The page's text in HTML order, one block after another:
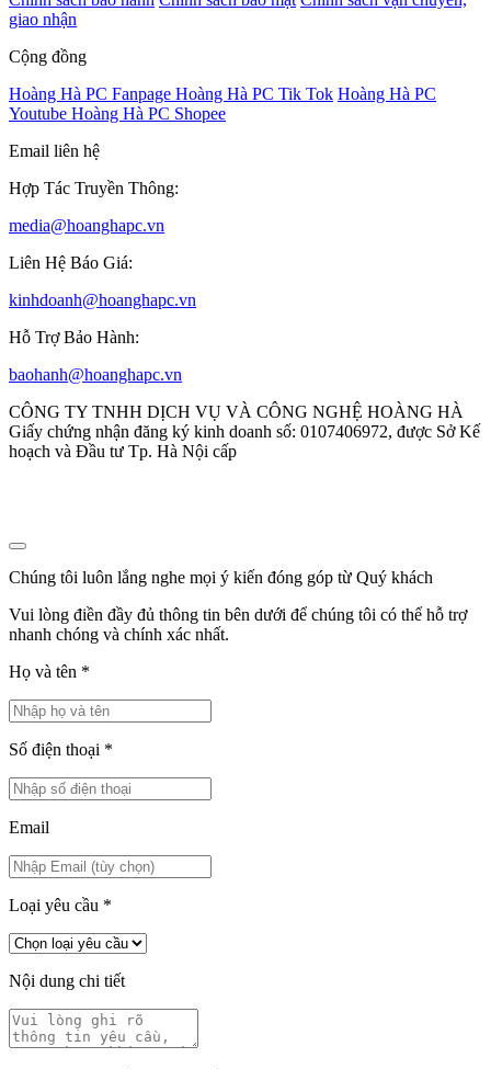
giao nhận
Cộng đồng
Hoàng Hà PC Fanpage Hoàng Hà PC Tik Tok Hoàng Hà PC
Youtube Hoàng Hà PC Shopee
Email liên hệ
Hợp Tác Truyền Thông:
media@hoanghapc.vn
Liên Hệ Báo Giá:
kinhdoanh@hoanghapc.vn
Hỗ Trợ Bảo Hành:
baohanh@hoanghapc.vn
CÔNG TY TNHH DỊCH VỤ VÀ CÔNG NGHỆ HOÀNG HÀ
Giấy chứng nhận đăng ký kinh doanh số: 0107406972, được Sở Kế
hoạch và Đầu tư Tp. Hà Nội cấp
Chúng tôi luôn lắng nghe mọi ý kiến đóng góp từ Quý khách
Vui lòng điền đầy đủ thông tin bên dưới để chúng tôi có thể hỗ trợ
nhanh chóng và chính xác nhất.
Họ và tên *
Số điện thoại *
Email
Loại yêu cầu *
Nội dung chi tiết